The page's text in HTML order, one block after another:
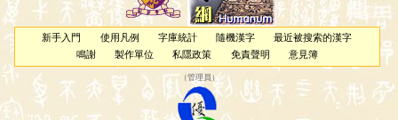
新手入門 使用凡例 字庫統計 隨機漢字
最近被搜索的漢字
鳴謝
製作單位 私隱政策 免責聲明 意見簿
（管理員 ）